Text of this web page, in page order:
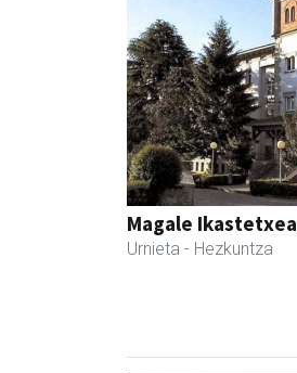
Magale Ikastetxea
Urnieta - Hezkuntza